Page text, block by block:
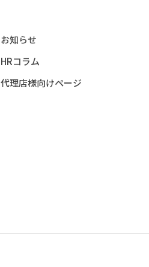
お知らせ
HRコラム
代理店様向けページ